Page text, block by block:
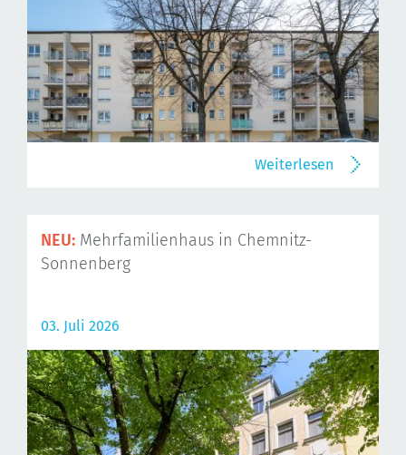
Weiterlesen
NEU: Mehrfamilienhaus in Chemnitz-
Sonnenberg
03. Juli 2026